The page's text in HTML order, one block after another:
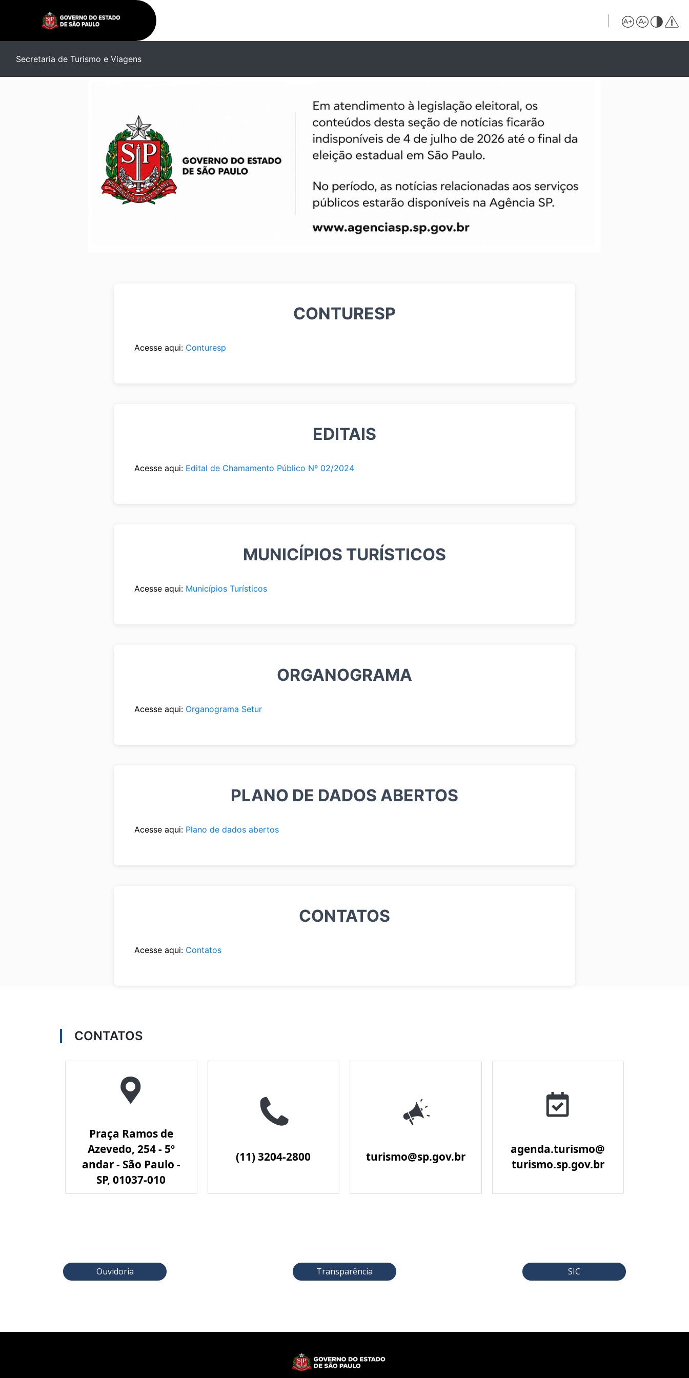
Secretaria de Turismo e Viagens
CONTURESP
Acesse aqui: Conturesp
EDITAIS
Acesse aqui: Edital de Chamamento Público Nº 02/2024
MUNICÍPIOS TURÍSTICOS
Acesse aqui: Municípios Turísticos
ORGANOGRAMA
Acesse aqui: Organograma Setur
PLANO DE DADOS ABERTOS
Acesse aqui: Plano de dados abertos
CONTATOS
Acesse aqui: Contatos
CONTATOS
Praça Ramos de
Azevedo, 254 - 5º
andar - São Paulo -
SP, 01037-010
(11) 3204-2800 turismo@sp.gov.br
agenda.turismo@
turismo.sp.gov.br
Ouvidoria Transparência SIC